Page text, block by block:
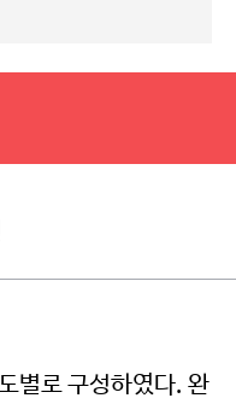
별로 구성하였다. 완